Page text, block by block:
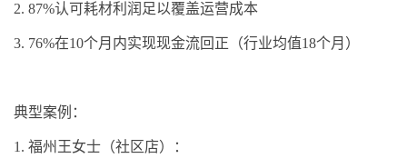
2. 87%认可耗材利润足以覆盖运营成本
3. 76%在10个月内实现现金流回正（行业均值18个月）
典型案例：
1. 福州王女士（社区店）：